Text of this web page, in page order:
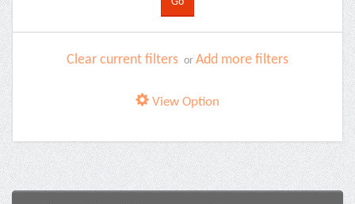
Clear current filters or Add more filters
View Option